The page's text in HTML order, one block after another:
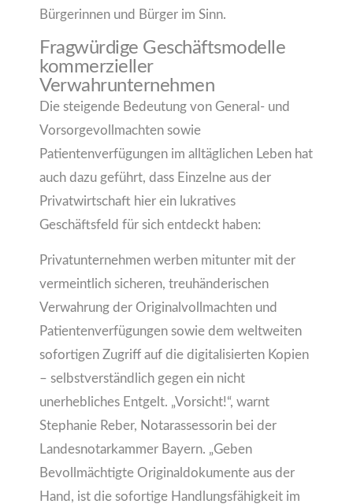
Bürgerinnen und Bürger im Sinn.
Fragwürdige Geschäftsmodelle
kommerzieller
Verwahrunternehmen
Die steigende Bedeutung von General- und
Vorsorgevollmachten sowie
Patientenverfügungen im alltäglichen Leben hat
auch dazu geführt, dass Einzelne aus der
Privatwirtschaft hier ein lukratives
Geschäftsfeld für sich entdeckt haben:
Privatunternehmen werben mitunter mit der
vermeintlich sicheren, treuhänderischen
Verwahrung der Originalvollmachten und
Patientenverfügungen sowie dem weltweiten
sofortigen Zugriff auf die digitalisierten Kopien
– selbstverständlich gegen ein nicht
unerhebliches Entgelt. „Vorsicht!“, warnt
Stephanie Reber, Notarassessorin bei der
Landesnotarkammer Bayern. „Geben
Bevollmächtigte Originaldokumente aus der
Hand, ist die sofortige Handlungsfähigkeit im